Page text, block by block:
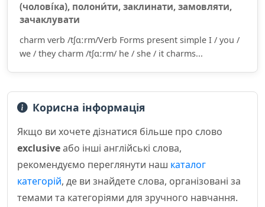
(чолові́ка), полони́ти, заклинати, замовляти,
зачаклувати
charm verb /tʃɑːrm/Verb Forms present simple I / you /
we / they charm /tʃɑːrm/ he / she / it charms...
Корисна інформація
Якщо ви хочете дізнатися більше про слово
exclusiveабо інші англійські слова,
рекомендуємо переглянути наш каталог
категорій, де ви знайдете слова, організовані за
темами та категоріями для зручного навчання.